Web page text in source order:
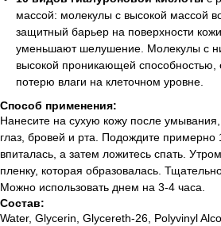
массой: молекулы с высокой массой
защитный барьер на поверхности
уменьшают шелушение. Молекулы с
высокой проникающей
потерю влаги на клеточном уровне.
Способ применения:
Нанесите на сухую кожу после умывания,
глаз, бровей и рта. Подождите примерно
впиталась, а затем ложитесь спать.
пленку, которая образовалась.
Можно использовать днем на 3-4 часа.
Состав:
Water, Glycerin, Glycereth-26, Polyvinyl